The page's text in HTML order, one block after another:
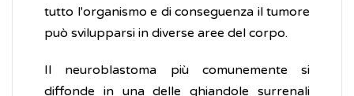
tutto l'organismo e di conseguenza il tumore
può svilupparsi in diverse aree del corpo.
Il neuroblastoma più comunemente si
diffonde in una delle ghiandole surrenali